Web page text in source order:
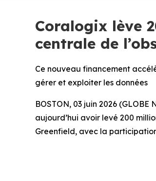
Coralogix lève
centrale de
Ce nouveau financement
gérer et exploiter les données
BOSTON, 03 juin 2026 (GLOBE
aujourd’hui avoir levé 200
Greenfield, avec la